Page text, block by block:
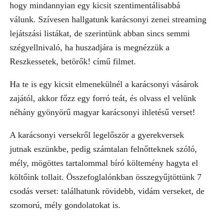
hogy mindannyian egy kicsit szentimentálisabbá
válunk. Szívesen hallgatunk karácsonyi zenei streaming
lejátszási listákat, de szerintünk abban sincs semmi
szégyellnivaló, ha huszadjára is megnézzük a
Reszkessetek, betörők! című filmet.
Ha te is egy kicsit elmenekülnél a karácsonyi vásárok
zajától, akkor főzz egy forró teát, és olvass el velünk
néhány gyönyörű magyar karácsonyi ihletésű verset!
A karácsonyi versekről legelőször a gyerekversek
jutnak eszünkbe, pedig számtalan felnőtteknek szóló,
mély, mögöttes tartalommal bíró költemény hagyta el
költőink tollait. Összefoglalónkban összegyűjtöttünk 7
csodás verset: találhatunk rövidebb, vidám verseket, de
szomorú, mély gondolatokat is.